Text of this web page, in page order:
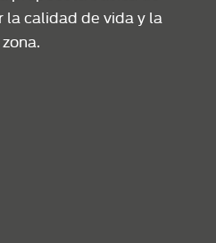
la calidad de vida y la